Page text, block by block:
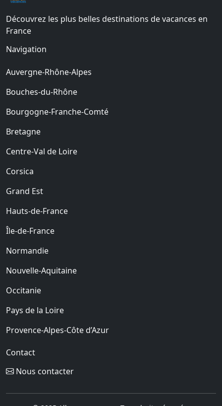
Découvrez les plus belles destinations de vacances en
France
Navigation
Auvergne-Rhône-Alpes
Bouches-du-Rhône
Bourgogne-Franche-Comté
Bretagne
Centre-Val de Loire
Corsica
Grand Est
Hauts-de-France
Île-de-France
Normandie
Nouvelle-Aquitaine
Occitanie
Pays de la Loire
Provence-Alpes-Côte d’Azur
Contact
Nous contacter